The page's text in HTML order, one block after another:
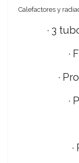
Calefactores y
· 3
·
·
·